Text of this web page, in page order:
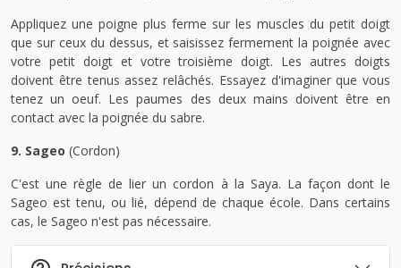
Appliquez une poigne plus ferme sur les muscles du petit doigt
que sur ceux du dessus, et saisissez fermement la poignée avec
votre petit doigt et votre troisième doigt. Les autres doigts
doivent être tenus assez relâchés. Essayez d'imaginer que vous
tenez un oeuf. Les paumes des deux mains doivent être en
contact avec la poignée du sabre.
9. Sageo (Cordon)
C'est une règle de lier un cordon à la Saya. La façon dont le
Sageo est tenu, ou lié, dépend de chaque école. Dans certains
cas, le Sageo n'est pas nécessaire.